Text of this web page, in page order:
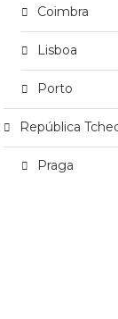
Coimbra
Lisboa
Porto
República
Praga